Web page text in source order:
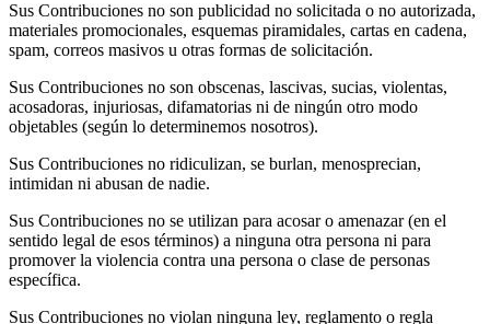
Sus Contribuciones no son publicidad no solicitada o no autorizada,
materiales promocionales, esquemas piramidales, cartas en cadena,
spam, correos masivos u otras formas de solicitación.
Sus Contribuciones no son obscenas, lascivas, sucias, violentas,
acosadoras, injuriosas, difamatorias ni de ningún otro modo
objetables (según lo determinemos nosotros).
Sus Contribuciones no ridiculizan, se burlan, menosprecian,
intimidan ni abusan de nadie.
Sus Contribuciones no se utilizan para acosar o amenazar (en el
sentido legal de esos términos) a ninguna otra persona ni para
promover la violencia contra una persona o clase de personas
específica.
Sus Contribuciones no violan ninguna ley, reglamento o regla